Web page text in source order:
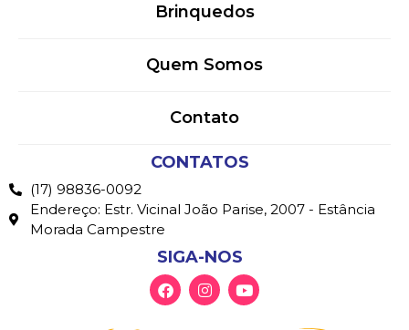
Brinquedos
Quem Somos
Contato
CONTATOS
(17) 98836-0092
Endereço: Estr. Vicinal João Parise, 2007 - Estância
Morada Campestre
SIGA-NOS